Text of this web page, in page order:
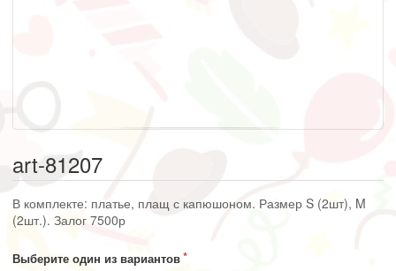
art-81207
В комплекте: платье, плащ с капюшоном. Размер S (2шт), M
(2шт.). Залог 7500р
Выберите один из вариантов